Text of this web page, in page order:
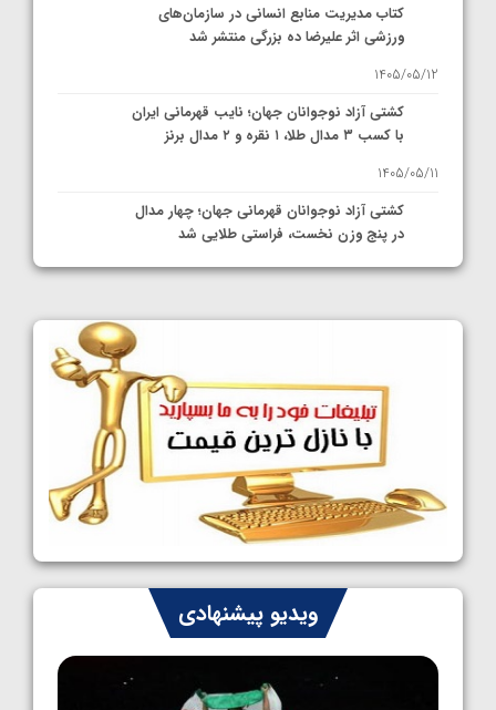
کتاب مدیریت منابع انسانی در سازمان‌های
ورزشی اثر علیرضا ده بزرگی منتشر شد
1405/05/12
کشتی آزاد نوجوانان جهان؛ نایب قهرمانی ایران
با کسب ۳ مدال طلا، ۱ نقره و ۲ مدال برنز
1405/05/11
کشتی آزاد نوجوانان قهرمانی جهان؛ چهار مدال
در پنج وزن نخست، فراستی طلایی شد
1405/05/11
کشتی آزاد نوجوانان جهان؛ رقبای نمایندگان
ایران مشخص شدند
1405/05/08
کشتی فرنگی نوجوانان جهان؛ سکوی تیمی
سوم برای ایران
1405/05/07
ایران چشم به راه چهار مدال در پنج وزن دوم
کشتی فرنگی نوجوانان جهان
1405/05/06
ویدیو پیشنهادی